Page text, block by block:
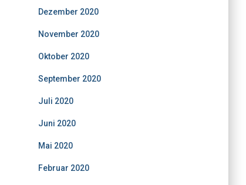
Dezember 2020
November 2020
Oktober 2020
September 2020
Juli 2020
Juni 2020
Mai 2020
Februar 2020